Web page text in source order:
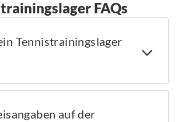
FAQs
Tennistrainingslager
auf der